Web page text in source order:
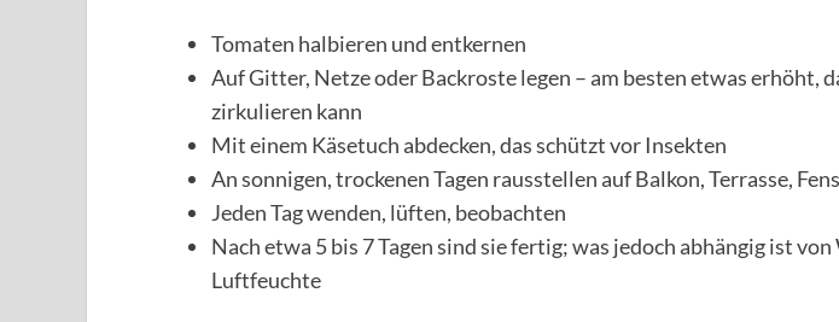
Tomaten halbieren und entkernen
Auf Gitter, Netze oder Backroste legen – am besten etwas erhöht,
zirkulieren kann
Mit einem Käsetuch abdecken, das schützt vor Insekten
An sonnigen, trockenen Tagen rausstellen auf Balkon, Terrasse,
Jeden Tag wenden, lüften, beobachten
Nach etwa 5 bis 7 Tagen sind sie fertig; was jedoch abhängig ist
Luftfeuchte